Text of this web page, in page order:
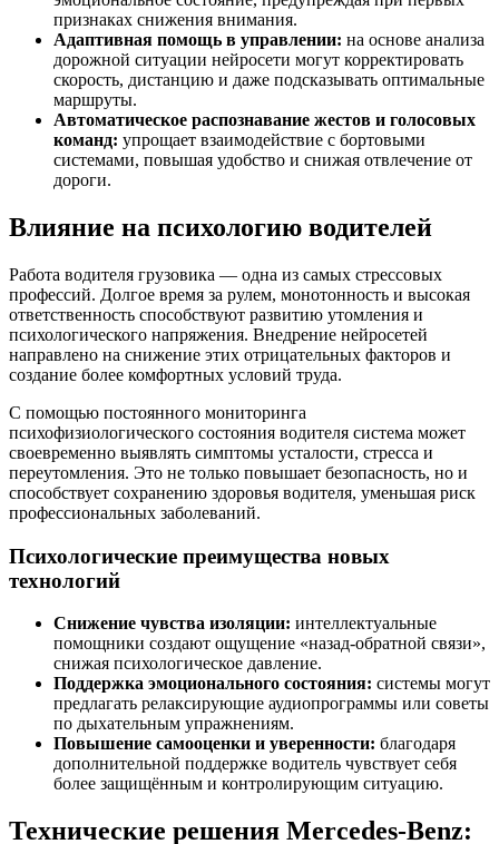
признаках снижения внимания.
Адаптивная помощь в управлении: на основе анализа
дорожной ситуации нейросети могут корректировать
скорость, дистанцию и даже подсказывать оптимальные
маршруты.
Автоматическое распознавание жестов и голосовых
команд: упрощает взаимодействие с бортовыми
системами, повышая удобство и снижая отвлечение от
дороги.
Влияние на психологию водителей
Работа водителя грузовика — одна из самых стрессовых
профессий. Долгое время за рулем, монотонность и высокая
ответственность способствуют развитию утомления и
психологического напряжения. Внедрение нейросетей
направлено на снижение этих отрицательных факторов и
создание более комфортных условий труда.
С помощью постоянного мониторинга
психофизиологического состояния водителя система может
своевременно выявлять симптомы усталости, стресса и
переутомления. Это не только повышает безопасность, но и
способствует сохранению здоровья водителя, уменьшая риск
профессиональных заболеваний.
Психологические преимущества новых
технологий
Снижение чувства изоляции: интеллектуальные
помощники создают ощущение «назад-обратной связи»,
снижая психологическое давление.
Поддержка эмоционального состояния: системы могут
предлагать релаксирующие аудиопрограммы или советы
по дыхательным упражнениям.
Повышение самооценки и уверенности: благодаря
дополнительной поддержке водитель чувствует себя
более защищённым и контролирующим ситуацию.
Технические решения Mercedes-Benz: